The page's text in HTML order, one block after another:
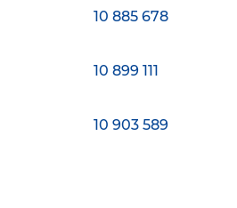
10 885 678
10 899 111
10 903 589